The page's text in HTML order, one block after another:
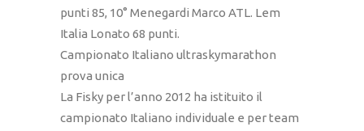
punti 85, 10° Menegardi Marco ATL. Lem
Italia Lonato 68 punti.
Campionato Italiano ultraskymarathon
prova unica
La Fisky per l’anno 2012 ha istituito il
campionato Italiano individuale e per team